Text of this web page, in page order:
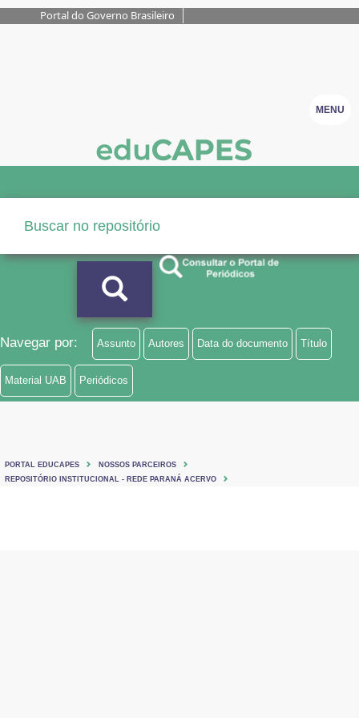
Portal do Governo Brasileiro
MENU
Navegar por: Assunto Autores Data do documento Título
Material UAB Periódicos
PORTAL EDUCAPES
NOSSOS PARCEIROS
REPOSITÓRIO INSTITUCIONAL - REDE PARANÁ ACERVO